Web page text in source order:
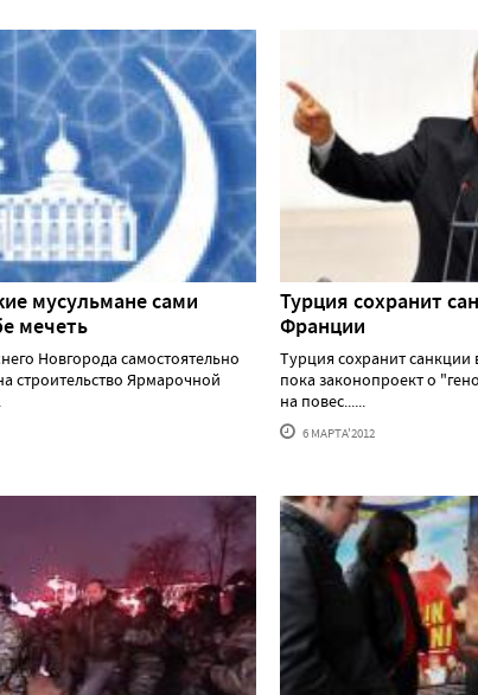
мусульмане сами
мечеть
Новгорода самостоятельно
строительство Ярмарочной
Турция сохранит
Франции
Турция сохранит
пока законопроект о
на повес......
6 МАРТА'2012